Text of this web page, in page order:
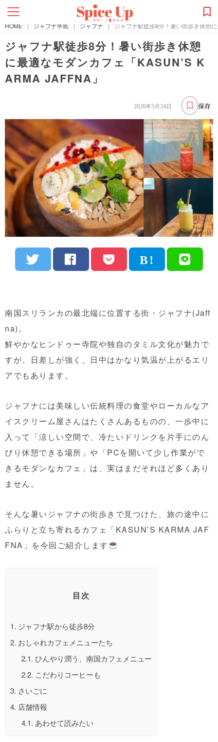
HOME | ジャフナ半島 | ジャフナ | ジャフナ駅徒歩8分！暑い街歩き休憩
ジャフナ駅徒歩8分！暑い街歩き休憩
に最適なモダンカフェ「KASUN’S K
ARMA JAFFNA」
保存
2026年5月24日
南国スリランカの最北端に位置する街・ジャフナ(Jaff
na)。
鮮やかなヒンドゥー寺院や独自のタミル文化が魅力で
すが、日差しが強く、日中はかなり気温が上がるエリ
アでもあります。
ジャフナには美味しい伝統料理の食堂やローカルなア
イスクリーム屋さんはたくさんあるものの、一歩中に
入って「涼しい空間で、冷たいドリンクを片手にのん
びり休憩できる場所」や「PCを開いて少し作業がで
きるモダンなカフェ」は、実はまだそれほど多くあり
ません。
そんな暑いジャフナの街歩きで見つけた、旅の途中に
ふらりと立ち寄れるカフェ「KASUN’S KARMA JAF
FNA」を今回ご紹介します
目次
1. ジャフナ駅から徒歩8分
2. おしゃれカフェメニューたち
2.1. ひんやり潤う、南国カフェメニュー
2.2. こだわりコーヒーも
3. さいごに
4. 店舗情報
4.1. あわせて読みたい